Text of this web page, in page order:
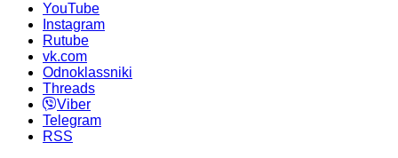
YouTube
Instagram
Rutube
vk.com
Odnoklassniki
Threads
Viber
Telegram
RSS